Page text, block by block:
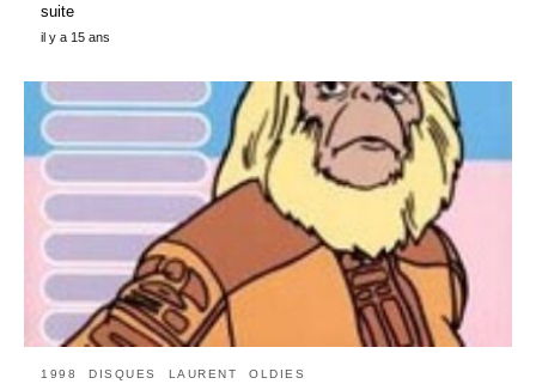
suite
il y a 15 ans
1998 DISQUES LAURENT OLDIES